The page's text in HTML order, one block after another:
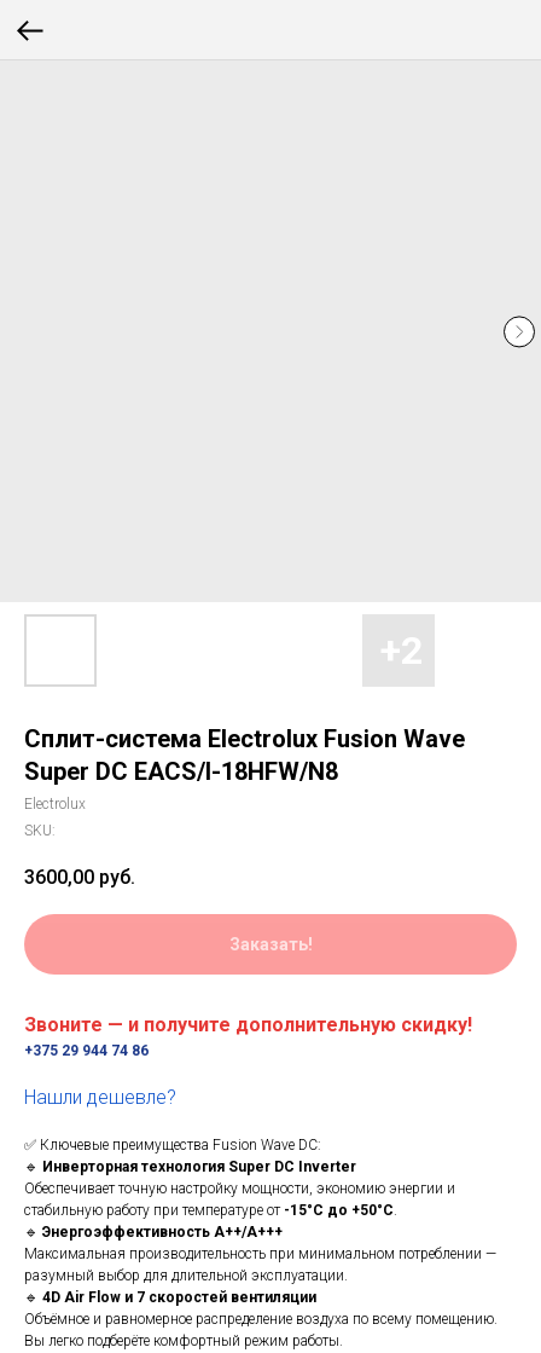
Сплит-система Electrolux Fusion Wave
Super DC EACS/I-18HFW/N8
Electrolux
SKU:
3600,00 руб.
Заказать!
Звоните — и получите дополнительную скидку!
+375 29 944 74 86
Нашли дешевле?
✅ Ключевые преимущества Fusion Wave DC:
🔹 Инверторная технология Super DC Inverter
Обеспечивает точную настройку мощности, экономию энергии и
стабильную работу при температуре от -15°C до +50°C.
🔹 Энергоэффективность A++/A+++
Максимальная производительность при минимальном потреблении —
разумный выбор для длительной эксплуатации.
🔹 4D Air Flow и 7 скоростей вентиляции
Объёмное и равномерное распределение воздуха по всему помещению.
Вы легко подберёте комфортный режим работы.